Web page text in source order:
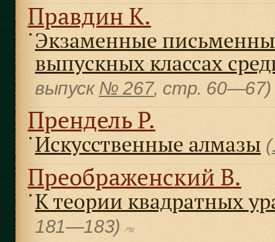
Правдин К.
● Экзаменные
выпускных классах
выпуск № 267, cтр.
Прендель Р.
● Искусственные алмазы (
Преображенский В.
● К теории квадратных
181—183)